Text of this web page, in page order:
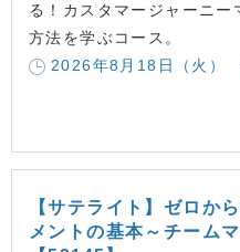
る！カスタマージャーニー
方法を学ぶコース。
2026年8月18日（火）
【サテライト】ゼロか
メントの基本～チーム